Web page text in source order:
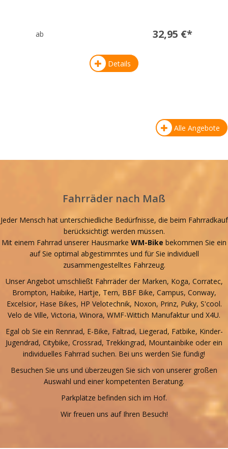
ab 32,95 €*
Details
Alle Angebote
Fahrräder nach Maß
Jeder Mensch hat unterschiedliche Bedürfnisse, die beim Fahrradkauf
berücksichtigt werden müssen.
Mit einem Fahrrad unserer Hausmarke WM-Bike bekommen Sie ein
auf Sie optimal abgestimmtes und für Sie individuell
zusammengestelltes Fahrzeug.
Unser Angebot umschließt Fahrräder der Marken, Koga, Corratec,
Brompton, Haibike, Hartje, Tern, BBF Bike, Campus, Conway,
Excelsior, Hase Bikes, HP Velotechnik, Noxon, Prinz, Puky, S'cool.
Velo de Ville, Victoria, Winora, WMF-Wittich Manufaktur und X4U.
Egal ob Sie ein Rennrad, E-Bike, Faltrad, Liegerad, Fatbike, Kinder-
Jugendrad, Citybike, Crossrad, Trekkingrad, Mountainbike oder ein
individuelles Fahrrad suchen. Bei uns werden Sie fündig!
Besuchen Sie uns und überzeugen Sie sich von unserer großen
Auswahl und einer kompetenten Beratung.
Parkplätze befinden sich im Hof.
Wir freuen uns auf Ihren Besuch!